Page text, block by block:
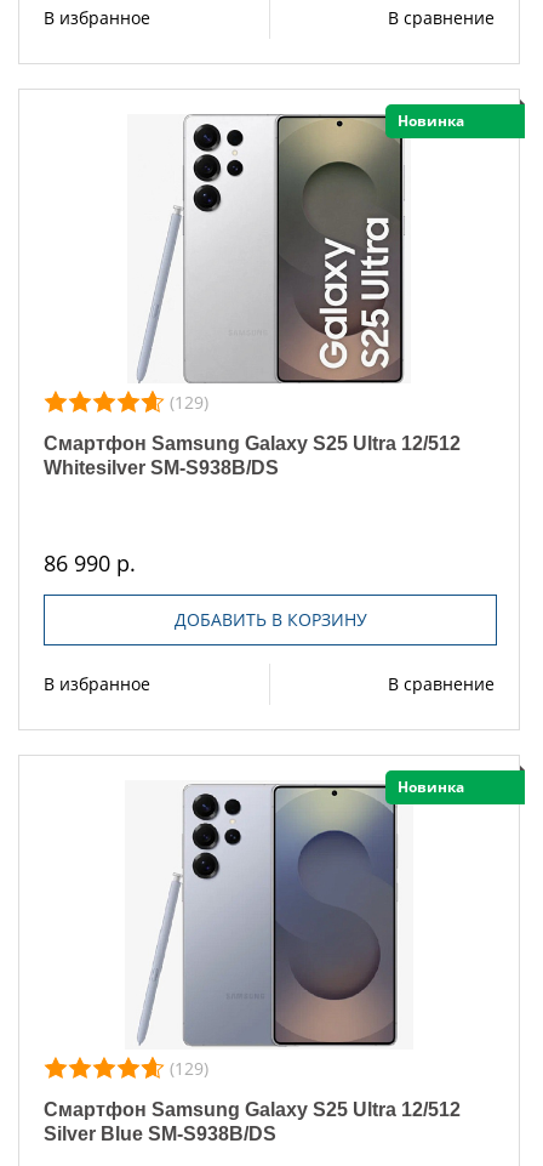
В избранное В сравнение
Новинка
(129)
Смартфон Samsung Galaxy S25 Ultra 12/512
Whitesilver SM-S938B/DS
86 990 р.
ДОБАВИТЬ В КОРЗИНУ
В избранное В сравнение
Новинка
(129)
Смартфон Samsung Galaxy S25 Ultra 12/512
Silver Blue SM-S938B/DS